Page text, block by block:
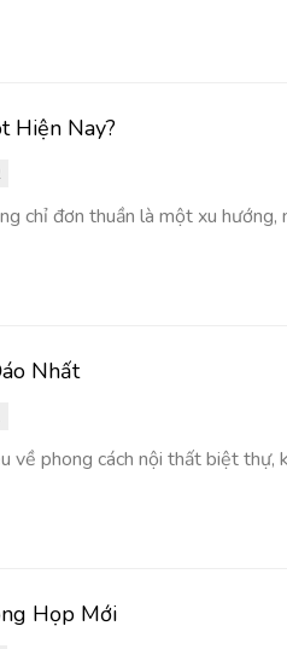
Hiện Nay?
chỉ đơn thuần là một xu
Nhất
về phong cách nội thất biệt
Họp Mới